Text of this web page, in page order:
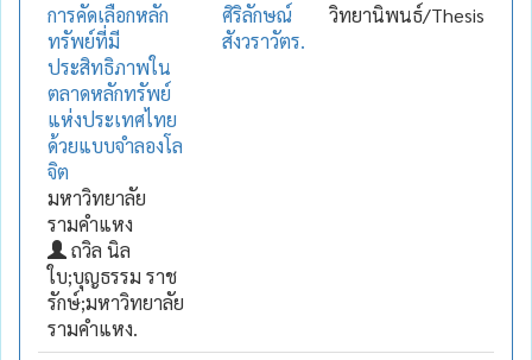
การคัดเลือกหลัก
ทรัพย์ที่มี
ประสิทธิภาพใน
ตลาดหลักทรัพย์
แห่งประเทศไทย
ด้วยแบบจำลองโล
จิต
มหาวิทยาลัย
รามคำแหง
ถวิล นิล
ใบ;บุญธรรม ราช
รักษ์;มหาวิทยาลัย
รามคำแหง.
ศิริลักษณ์
สังวราวัตร.
วิทยานิพนธ์/Thesis